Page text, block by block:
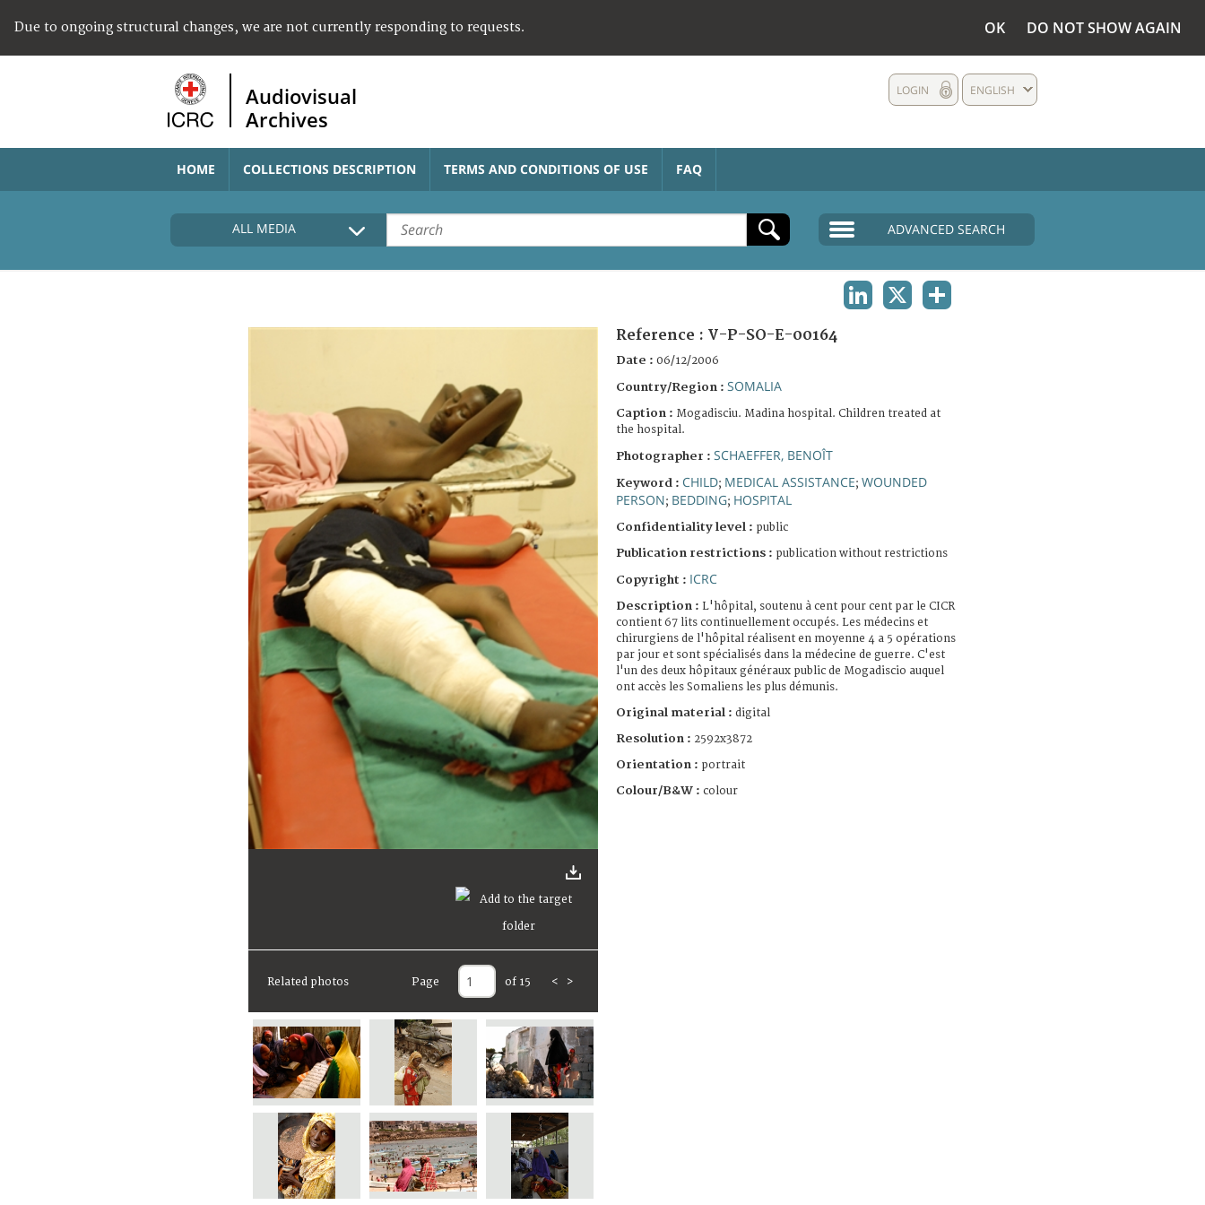
Due to ongoing structural changes, we are not currently responding to requests. OK DO NOT SHOW AGAIN
Audiovisual
Archives
ENGLISH
LOGIN
HOME COLLECTIONS DESCRIPTION TERMS AND CONDITIONS OF USE FAQ
ALL MEDIA ADVANCED SEARCH
Related photos Page of 15 < >
Reference : V-P-SO-E-00164
Date : 06/12/2006
Country/Region : SOMALIA
Caption : Mogadisciu. Madina hospital. Children treated at
the hospital.
Photographer : SCHAEFFER, BENOÎT
Keyword : CHILD; MEDICAL ASSISTANCE; WOUNDED
PERSON; BEDDING; HOSPITAL
Confidentiality level : public
Publication restrictions : publication without restrictions
Copyright : ICRC
Description : L'hôpital, soutenu à cent pour cent par le CICR
contient 67 lits continuellement occupés. Les médecins et
chirurgiens de l'hôpital réalisent en moyenne 4 a 5 opérations
par jour et sont spécialisés dans la médecine de guerre. C'est
l'un des deux hôpitaux généraux public de Mogadiscio auquel
ont accès les Somaliens les plus démunis.
Original material : digital
Resolution : 2592x3872
Orientation : portrait
Colour/B&W : colour